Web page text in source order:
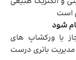
است
شود
یا ورکشاپ های
مدیریت باتری درست